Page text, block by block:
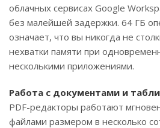
облачных сервисах Google
без малейшей задержки. 64 ГБ
означает, что вы никогда не
нехватки памяти при
несколькими приложениями.
Работа с документами и
PDF-редакторы работают
файлами размером в несколько